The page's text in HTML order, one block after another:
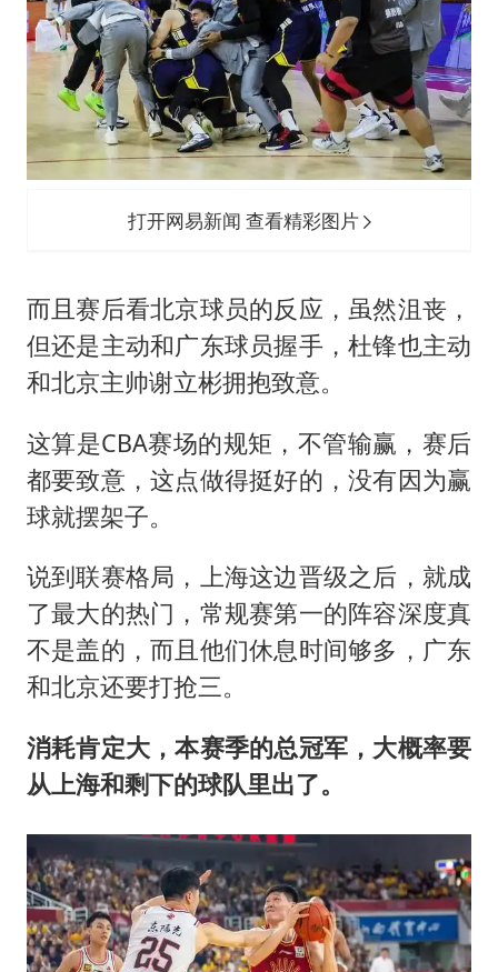
打开网易新闻 查看精彩图片
而且赛后看北京球员的反应，虽然沮丧，
但还是主动和广东球员握手，杜锋也主动
和北京主帅谢立彬拥抱致意。
这算是CBA赛场的规矩，不管输赢，赛后
都要致意，这点做得挺好的，没有因为赢
球就摆架子。
说到联赛格局，上海这边晋级之后，就成
了最大的热门，常规赛第一的阵容深度真
不是盖的，而且他们休息时间够多，广东
和北京还要打抢三。
消耗肯定大，本赛季的总冠军，大概率要
从上海和剩下的球队里出了。